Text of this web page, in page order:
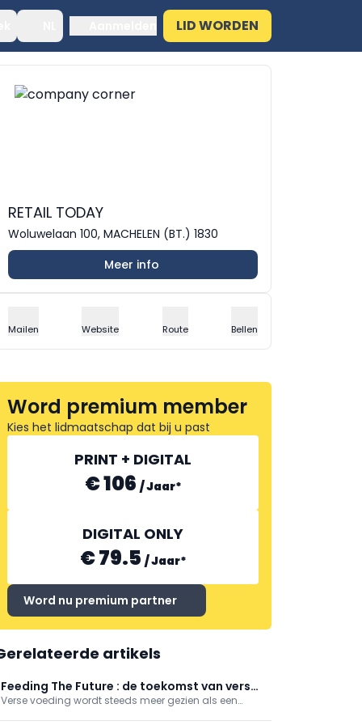
LID WORDEN
RETAIL TODAY
Woluwelaan 100, MACHELEN (BT.) 1830
Meer info
Mailen Website Route Bellen
Word premium member
Kies het lidmaatschap dat bij u past
PRINT + DIGITAL
€ 106 /Jaar*
DIGITAL ONLY
€ 79.5 /Jaar*
Word nu premium partner
artikels
Feeding The Future : de toekomst van verse
voeding
Verse voeding wordt steeds meer gezien als een